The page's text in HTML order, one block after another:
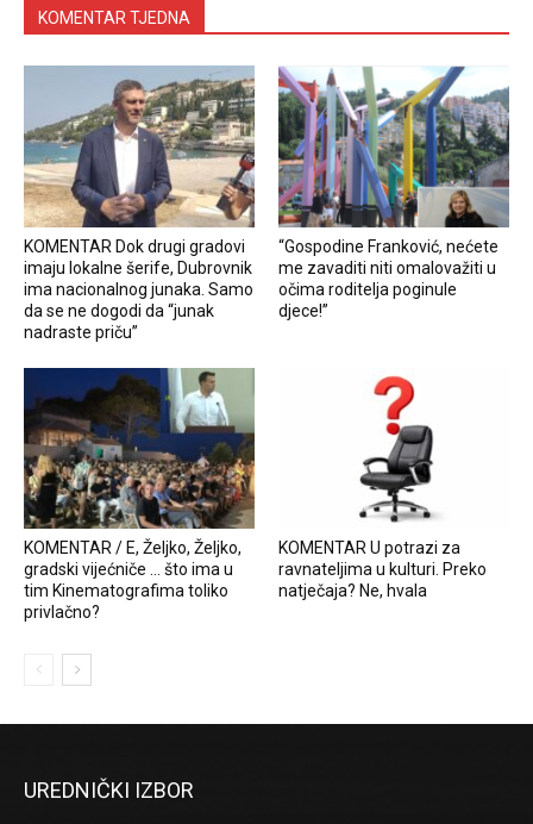
KOMENTAR TJEDNA
KOMENTAR Dok drugi gradovi
imaju lokalne šerife, Dubrovnik
ima nacionalnog junaka. Samo
da se ne dogodi da “junak
nadraste priču”
“Gospodine Franković, nećete
me zavaditi niti omalovažiti u
očima roditelja poginule
djece!”
KOMENTAR / E, Željko, Željko,
gradski vijećniče … što ima u
tim Kinematografima toliko
privlačno?
KOMENTAR U potrazi za
ravnateljima u kulturi. Preko
natječaja? Ne, hvala
UREDNIČKI IZBOR